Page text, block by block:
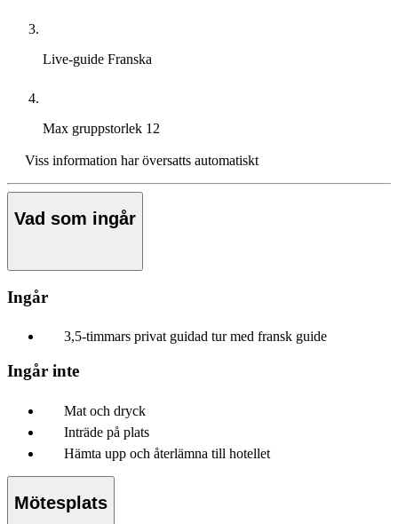
Live-guide Franska
Max gruppstorlek 12
Viss information har översatts automatiskt
Vad som ingår
Ingår
3,5-timmars privat guidad tur med fransk guide
Ingår inte
Mat och dryck
Inträde på plats
Hämta upp och återlämna till hotellet
Mötesplats